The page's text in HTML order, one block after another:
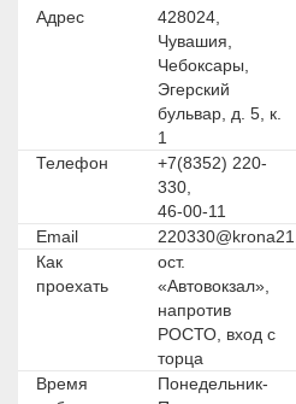
Адрес
428024,
Чувашия,
Чебоксары,
Эгерский
бульвар, д. 5, к.
1
Телефон
+7(8352) 220-
330,
46-00-11
Email
Как
проехать
ост.
«Автовокзал»,
напротив
РОСТО, вход с
торца
Время
Понедельник-